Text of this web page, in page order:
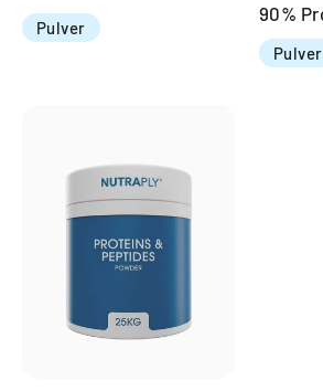
Pulver
Pulver